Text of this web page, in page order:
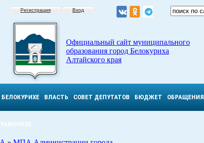
Регистрация Вход
Официальный сайт муниципального
образования город Белокуриха
Алтайского края
БЕЛОКУРИХЕ ВЛАСТЬ СОВЕТ ДЕПУТАТОВ БЮДЖЕТ ОБРАЩЕНИЯ